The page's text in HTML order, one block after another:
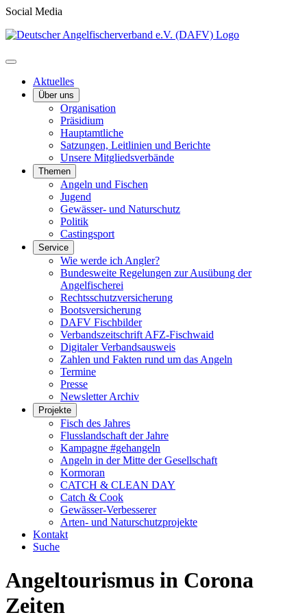
Social Media
Aktuelles
Über uns
Organisation
Präsidium
Hauptamtliche
Satzungen, Leitlinien und Berichte
Unsere Mitgliedsverbände
Themen
Angeln und Fischen
Jugend
Gewässer- und Naturschutz
Politik
Castingsport
Service
Wie werde ich Angler?
Bundesweite Regelungen zur Ausübung der
Angelfischerei
Rechtsschutzversicherung
Bootsversicherung
DAFV Fischbilder
Verbandszeitschrift AFZ-Fischwaid
Digitaler Verbandsausweis
Zahlen und Fakten rund um das Angeln
Termine
Presse
Newsletter Archiv
Projekte
Fisch des Jahres
Flusslandschaft der Jahre
Kampagne #gehangeln
Angeln in der Mitte der Gesellschaft
Kormoran
CATCH & CLEAN DAY
Catch & Cook
Gewässer-Verbesserer
Arten- und Naturschutzprojekte
Kontakt
Suche
Angeltourismus in Corona
Zeiten